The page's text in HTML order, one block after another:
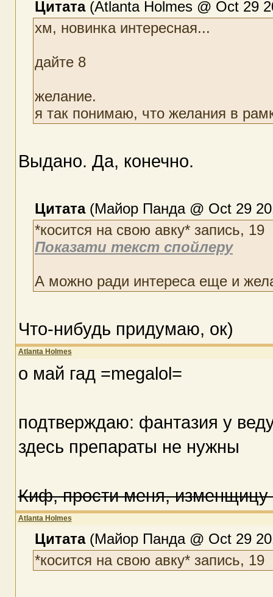
Цитата(Atlanta Holmes @ Oct 29
хм, новинка интересная...
дайте 8
желание.
я так понимаю, что желания в
Выдано. Да, конечно.
Цитата(Майор Панда @ Oct 29
*косится на свою авку* запись, 19
Показати текст спойлеру
А можно ради интереса еще и
Что-нибудь придумаю, ок)
Atlanta Holmes
о май гад =megalol=
подтверждаю: фантазия у
здесь препараты не нужны
Киф, прости меня, изменщицу
Atlanta Holmes
Цитата(Майор Панда @ Oct 29
*косится на свою авку* запись, 19